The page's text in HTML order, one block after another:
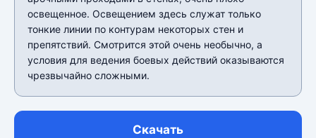
освещенное. Освещением здесь служат только
тонкие линии по контурам некоторых стен и
препятствий. Смотрится этой очень необычно, а
условия для ведения боевых действий оказываются
чрезвычайно сложными.
Скачать